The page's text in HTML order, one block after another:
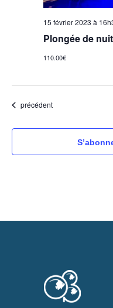
15 février 2023 à
Plongée de
110.00€
Évènements
précédent